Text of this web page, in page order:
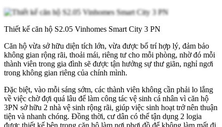
Thiết kế căn hộ S2.05 Vinhomes Smart City 3 PN
Căn hộ vừa sở hữu diện tích lớn, vừa được bố trí hợp lý, đảm bảo
không gian rộng rãi, thoải mái, riêng tư cho mỗi phòng, nhờ đó mỗi
thành viên trong gia đình sẽ được tận hưởng sự thư giãn, nghỉ ngơi
trong không gian riêng của chính mình.
Đặc biệt, vào mỗi sáng sớm, các thành viên không cần phải lo lắng
về việc chờ đợi quá lâu để làm công tác vệ sinh cá nhân vì căn hộ
3PN sở hữu 2 nhà vệ sinh rộng rãi, giúp việc sinh hoạt trở nên thuận
tiện và nhanh chóng. Đồng thời, cư dân có thể tận dụng 2 logia
được thiết kế bên trong căn hộ làm nơi phơi đồ để không làm mất đi